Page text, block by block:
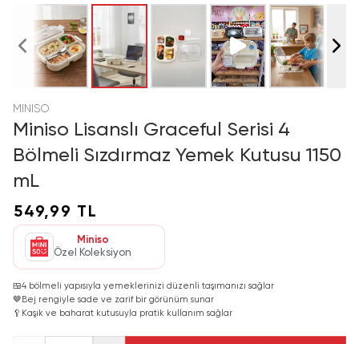
MINISO
Miniso Lisanslı Graceful Serisi 4
Bölmeli Sızdırmaz Yemek Kutusu 1150
mL
549,99 TL
Miniso
Özel Koleksiyon
🍱4 bölmeli yapısıyla yemeklerinizi düzenli taşımanızı sağlar
🤎 Bej rengiyle sade ve zarif bir görünüm sunar
🥄 Kaşık ve baharat kutusuyla pratik kullanım sağlar